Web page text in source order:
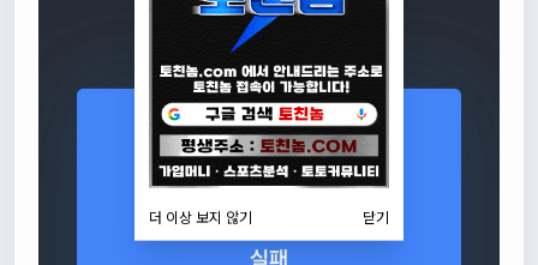
더 이상 보지 않기 닫기